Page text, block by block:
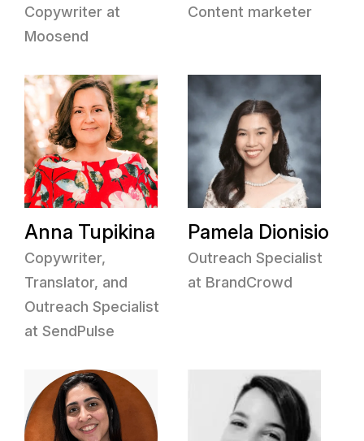
Copywriter at
Moosend
Content marketer
Anna Tupikina
Copywriter,
Translator, and
Outreach Specialist
at SendPulse
Pamela Dionisio
Outreach Specialist
at BrandCrowd